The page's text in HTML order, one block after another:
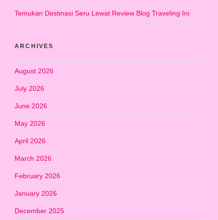
Temukan Destinasi Seru Lewat Review Blog Traveling Ini
ARCHIVES
August 2026
July 2026
June 2026
May 2026
April 2026
March 2026
February 2026
January 2026
December 2025